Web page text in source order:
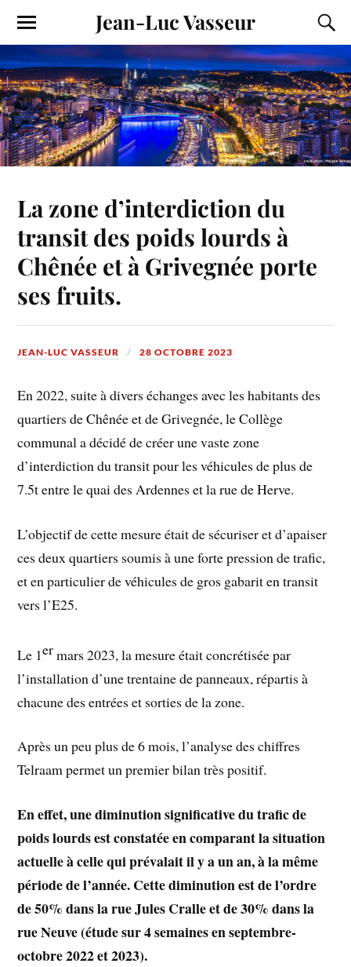
Jean-Luc Vasseur
La zone d’interdiction du
transit des poids lourds à
Chênée et à Grivegnée porte
ses fruits.
JEAN-LUC VASSEUR 28 OCTOBRE 2023
En 2022, suite à divers échanges avec les habitants des
quartiers de Chênée et de Grivegnée, le Collège
communal a décidé de créer une vaste zone
d’interdiction du transit pour les véhicules de plus de
7.5t entre le quai des Ardennes et la rue de Herve.
L’objectif de cette mesure était de sécuriser et d’apaiser
ces deux quartiers soumis à une forte pression de trafic,
et en particulier de véhicules de gros gabarit en transit
vers l’E25.
Le 1ermars 2023, la mesure était concrétisée par
l’installation d’une trentaine de panneaux, répartis à
chacune des entrées et sorties de la zone.
Après un peu plus de 6 mois, l’analyse des chiffres
Telraam permet un premier bilan très positif.
En effet, une diminution significative du trafic de
poids lourds est constatée en comparant la situation
actuelle à celle qui prévalait il y a un an, à la même
période de l’année. Cette diminution est de l’ordre
de 50% dans la rue Jules Cralle et de 30% dans la
rue Neuve (étude sur 4 semaines en septembre-
octobre 2022 et 2023).